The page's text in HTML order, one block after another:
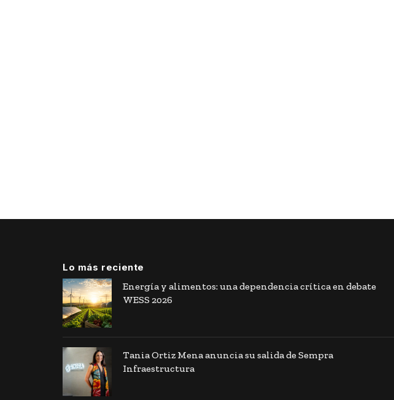
Lo más reciente
Energía y alimentos: una dependencia crítica en debate
WESS 2026
Tania Ortiz Mena anuncia su salida de Sempra
Infraestructura